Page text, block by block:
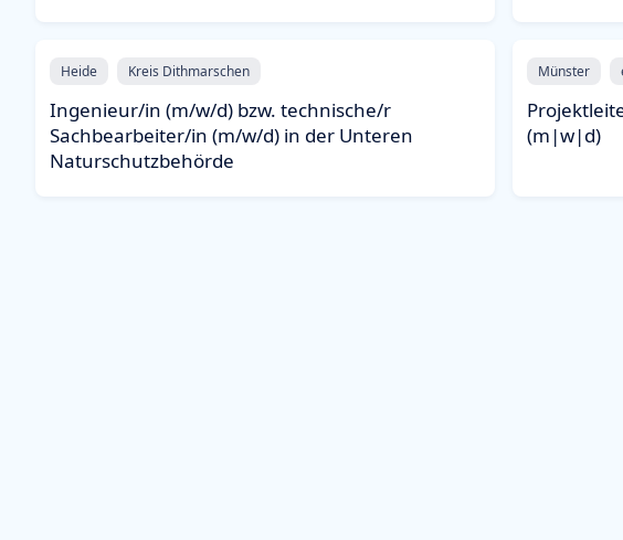
Heide Kreis Dithmarschen
Ingenieur/in (m/w/d) bzw. technische/r
Sachbearbeiter/in (m/w/d) in der Unteren
Naturschutzbehörde
Münster
(m|w|d)